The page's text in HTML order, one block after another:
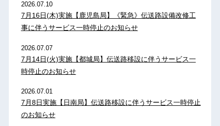
2026.07.10
7月16日(木)実施【鹿児島局】《緊急》伝送路設備改修工
事に伴うサービス一時停止のお知らせ
2026.07.07
7月14日(火)実施【都城局】伝送路移設に伴うサービス一
時停止のお知らせ
2026.07.01
7月8日実施【日南局】伝送路移設に伴うサービス一時停止
のお知らせ